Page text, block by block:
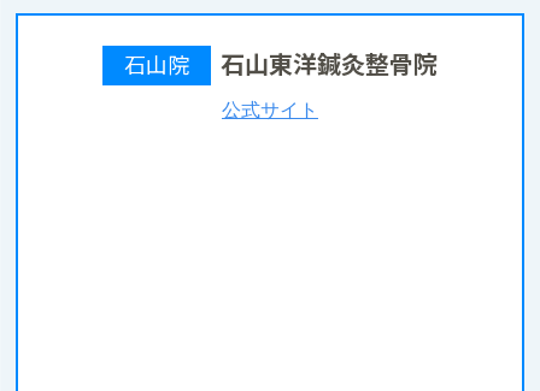
石山院 石山東洋鍼灸整骨院
公式サイト